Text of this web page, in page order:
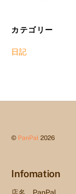
カテゴリー
日記
© PanPal 2026
Infomation
店名 PanPal